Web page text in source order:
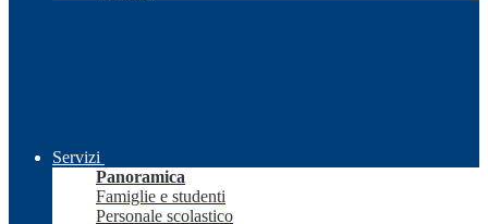
Servizi
Panoramica
Famiglie e studenti
Personale scolastico